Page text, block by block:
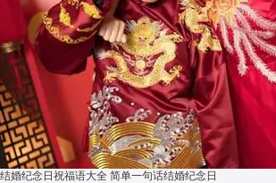
结婚纪念日祝福语大全 简单一句话结婚纪念日